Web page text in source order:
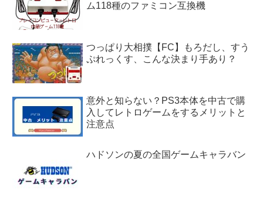
ム118種のファミコン互換機
つっぱり大相撲【FC】もろだし、すう
ぷれっくす、こんな決まり手あり？
意外と知らない？PS3本体を中古で購
入してレトロゲームをするメリットと
注意点
ハドソンの夏の全国ゲームキャラバン